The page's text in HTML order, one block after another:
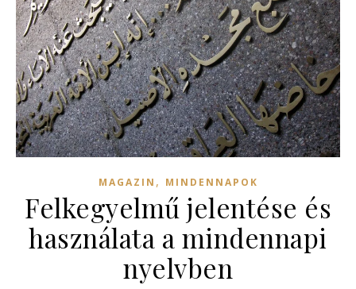
MAGAZIN , MINDENNAPOK
Felkegyelmű jelentése és
használata a mindennapi
nyelvben